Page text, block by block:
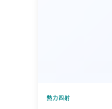
熱力四射